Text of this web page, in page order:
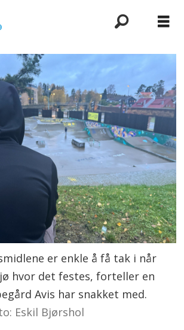
er enkle å få tak i når
hvor det festes, forteller en
Avis har snakket med.
Eskil Bjørshol